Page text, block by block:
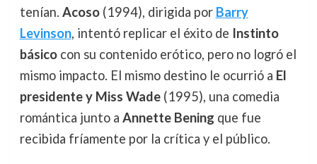
tenían. Acoso(1994), dirigida por Barry
Levinson, intentó replicar el éxito de Instinto
básicocon su contenido erótico, pero no logró el
mismo impacto. El mismo destino le ocurrió a El
presidente y Miss Wade(1995), una comedia
romántica junto a Annette Bening que fue
recibida fríamente por la crítica y el público.